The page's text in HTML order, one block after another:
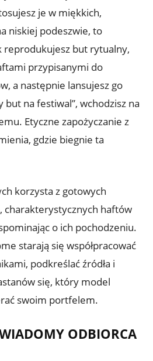
je w miękkich,
niskiej podeszwie, to
reprodukujesz but rytualny,
przypisanymi do
a następnie lansujesz go
but na festiwal”, wchodzisz na
Etyczne zapożyczanie z
gdzie biegnie ta
korzysta z gotowych
charakterystycznych haftów
o ich pochodzeniu.
starają się współpracować
podkreślać źródła i
się, który model
swoim portfelem.
ODBIORCA